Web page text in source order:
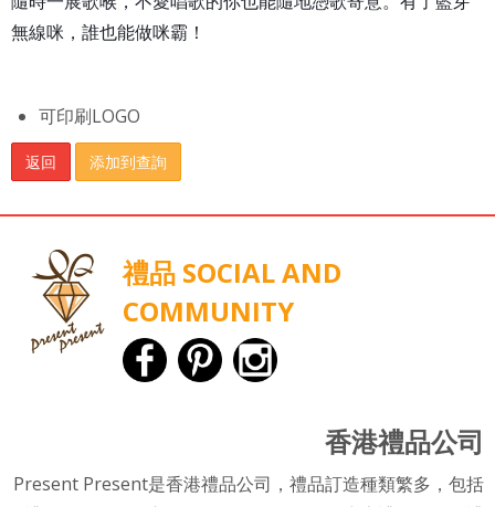
無線咪，誰也能做咪霸！
可印刷LOGO
返回 添加到查詢
禮品 SOCIAL AND
COMMUNITY
香港禮品公司
Present Present是香港禮品公司，禮品訂造種類繁多，包括